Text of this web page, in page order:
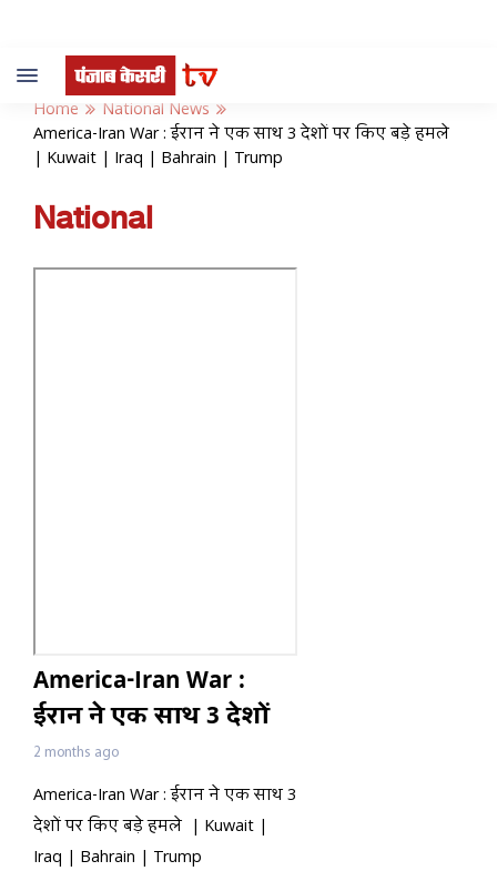
Toggle
navigation
Home
National News
America-Iran War : ईरान ने एक साथ 3 देशों पर किए बड़े हमले
| Kuwait | Iraq | Bahrain | Trump
National
America-Iran War :
ईरान ने एक साथ 3 देशों
पर किए बड़े हमले |
Kuwait | Iraq |
Bahrain | Trump
2 months ago
America-Iran War : ईरान ने एक साथ 3
देशों पर किए बड़े हमले | Kuwait |
Iraq | Bahrain | Trump